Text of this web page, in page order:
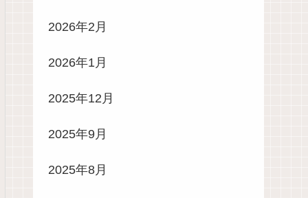
2026年2月
2026年1月
2025年12月
2025年9月
2025年8月